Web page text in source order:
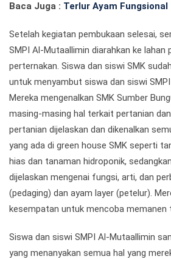
Baca Juga : Terlur Ayam Fungsional
Setelah kegiatan pembukaan selesai,
SMPI Al-Mutaallimin diarahkan ke lahan
perternakan. Siswa dan siswi SMK
untuk menyambut siswa dan siswi
Mereka mengenalkan SMK Sumber
masing-masing hal terkait pertanian
pertanian dijelaskan dan dikenalkan
yang ada di green house SMK seperti
hias dan tanaman hidroponik,
dijelaskan mengenai fungsi, arti, dan
(pedaging) dan ayam layer (petelur).
kesempatan untuk mencoba memanen
Siswa dan siswi SMPI Al-Mutaallimin
yang menanyakan semua hal yang